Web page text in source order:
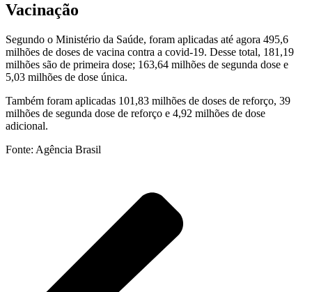
Vacinação
Segundo o Ministério da Saúde, foram aplicadas até agora 495,6
milhões de doses de vacina contra a covid-19. Desse total, 181,19
milhões são de primeira dose; 163,64 milhões de segunda dose e
5,03 milhões de dose única.
Também foram aplicadas 101,83 milhões de doses de reforço, 39
milhões de segunda dose de reforço e 4,92 milhões de dose
adicional.
Fonte: Agência Brasil